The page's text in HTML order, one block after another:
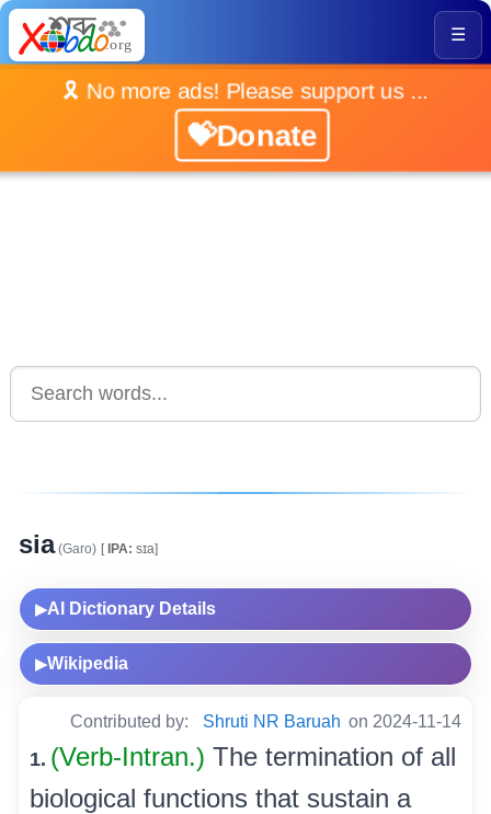
☰
🎗️ No more ads! Please support us ...
💝Donate
sia(Garo) [IPA: sɪa]
▶AI Dictionary Details
▶Wikipedia
Contributed by: Shruti NR Baruah on 2024-11-14
1. (Verb-Intran.) The termination of all
biological functions that sustain a